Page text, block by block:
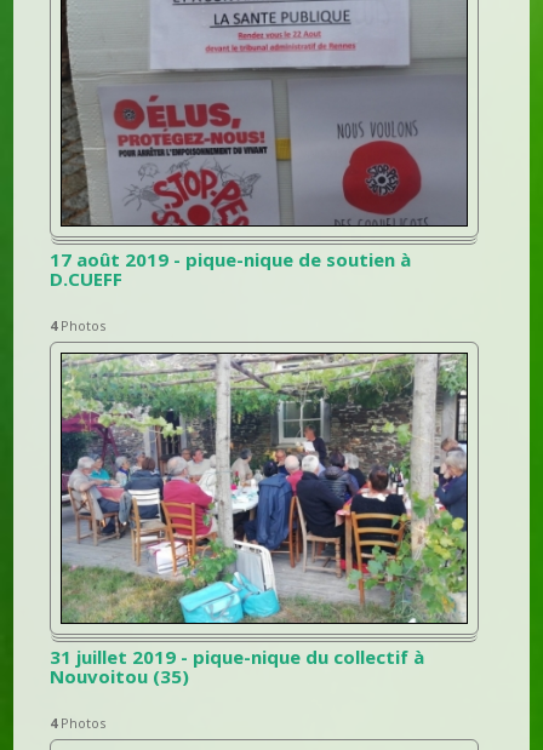
17 août 2019 - pique-nique de soutien à
D.CUEFF
4Photos
31 juillet 2019 - pique-nique du collectif à
Nouvoitou (35)
4Photos